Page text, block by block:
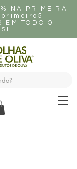
NA PRIMEIRA
primeiro5
EM TODO O